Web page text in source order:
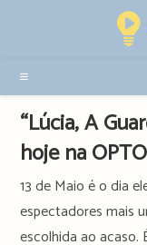
sidebar
“Lúcia, A
hoje na OPTO
13 de Maio é o dia
espectadores mais
escolhida ao acaso.